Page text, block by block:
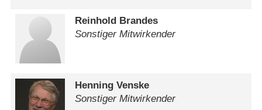
Reinhold Brandes
Sonstiger Mitwirkender
Henning Venske
Sonstiger Mitwirkender